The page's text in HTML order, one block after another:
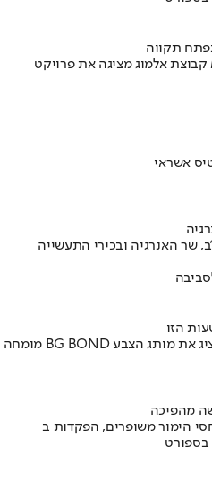
תקווה
קבוצת אלמוג מציגה את פרויקט MALA: מגדלי הפרימיום האחרונים
שר האנרגיה ובכירי התעשייה
הזו
בספורט